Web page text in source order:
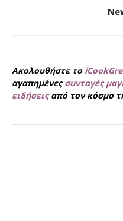
Ακολουθήστε το
αγαπημένεςσυνταγές
ειδήσειςαπό τον κόσμο